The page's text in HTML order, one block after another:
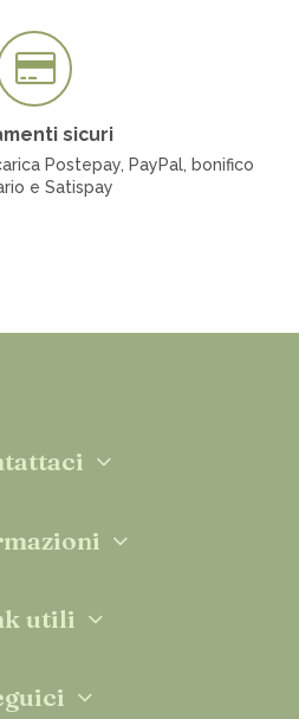
sicuri
Postepay, PayPal, bonifico
e Satispay
utili